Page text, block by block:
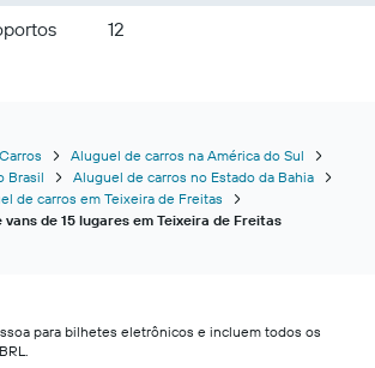
12
Carros
Aluguel de carros na América do Sul
Brasil
Aluguel de carros no Estado da Bahia
de carros em Teixeira de Freitas
vans de 15 lugares em Teixeira de Freitas
para bilhetes eletrônicos e incluem todos os